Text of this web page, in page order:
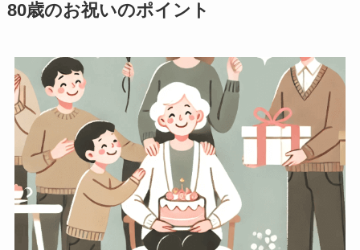
80歳のお祝いのポイント